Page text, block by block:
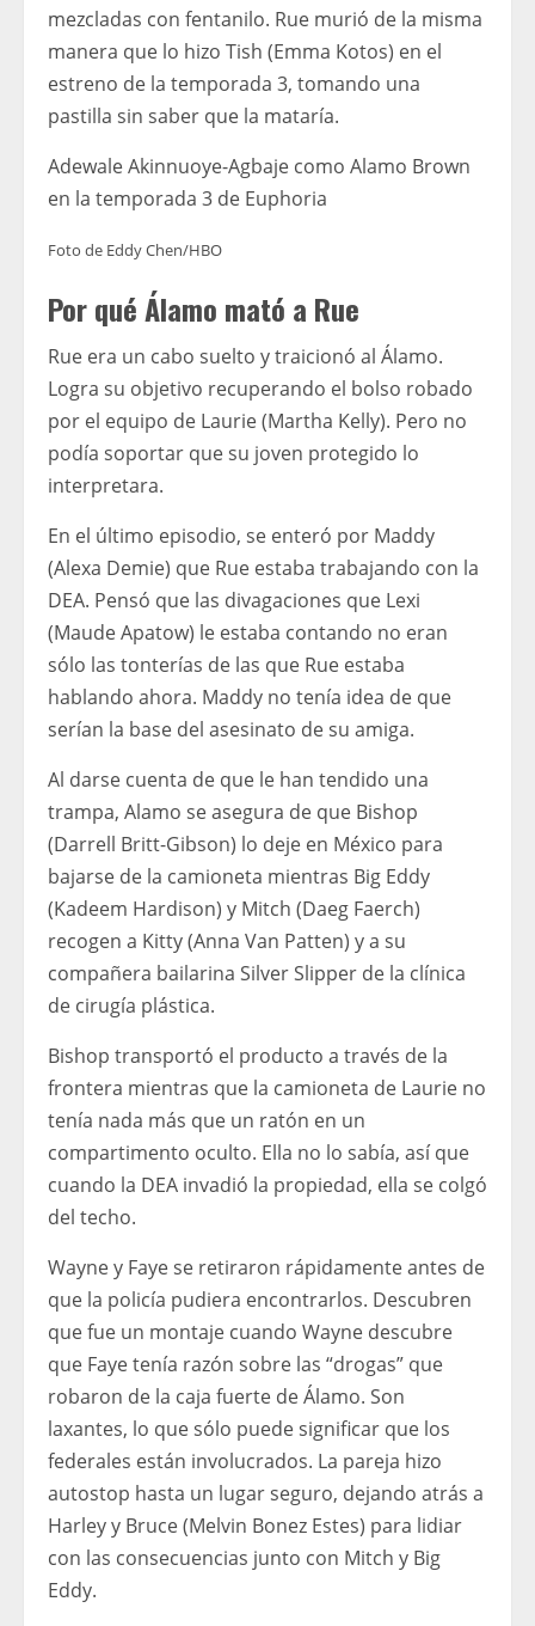
mezcladas con fentanilo. Rue murió de la misma
manera que lo hizo Tish (Emma Kotos) en el
estreno de la temporada 3, tomando una
pastilla sin saber que la mataría.
Adewale Akinnuoye-Agbaje como Alamo Brown
en la temporada 3 de Euphoria
Foto de Eddy Chen/HBO
Por qué Álamo mató a Rue
Rue era un cabo suelto y traicionó al Álamo.
Logra su objetivo recuperando el bolso robado
por el equipo de Laurie (Martha Kelly). Pero no
podía soportar que su joven protegido lo
interpretara.
En el último episodio, se enteró por Maddy
(Alexa Demie) que Rue estaba trabajando con la
DEA. Pensó que las divagaciones que Lexi
(Maude Apatow) le estaba contando no eran
sólo las tonterías de las que Rue estaba
hablando ahora. Maddy no tenía idea de que
serían la base del asesinato de su amiga.
Al darse cuenta de que le han tendido una
trampa, Alamo se asegura de que Bishop
(Darrell Britt-Gibson) lo deje en México para
bajarse de la camioneta mientras Big Eddy
(Kadeem Hardison) y Mitch (Daeg Faerch)
recogen a Kitty (Anna Van Patten) y a su
compañera bailarina Silver Slipper de la clínica
de cirugía plástica.
Bishop transportó el producto a través de la
frontera mientras que la camioneta de Laurie no
tenía nada más que un ratón en un
compartimento oculto. Ella no lo sabía, así que
cuando la DEA invadió la propiedad, ella se colgó
del techo.
Wayne y Faye se retiraron rápidamente antes de
que la policía pudiera encontrarlos. Descubren
que fue un montaje cuando Wayne descubre
que Faye tenía razón sobre las “drogas” que
robaron de la caja fuerte de Álamo. Son
laxantes, lo que sólo puede significar que los
federales están involucrados. La pareja hizo
autostop hasta un lugar seguro, dejando atrás a
Harley y Bruce (Melvin Bonez Estes) para lidiar
con las consecuencias junto con Mitch y Big
Eddy.